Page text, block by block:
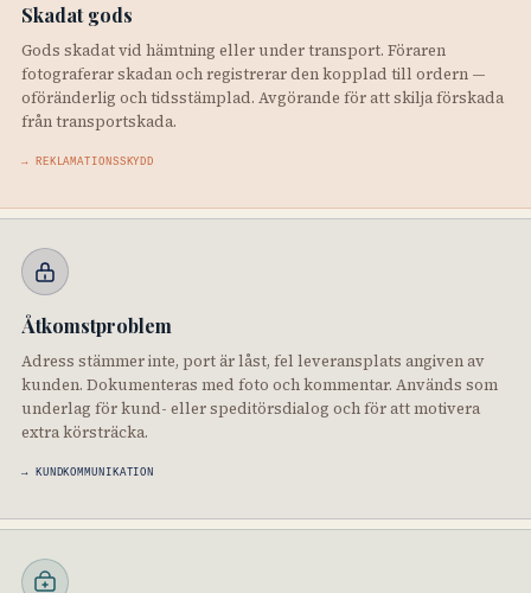
Skadat gods
Gods skadat vid hämtning eller under transport. Föraren
fotograferar skadan och registrerar den kopplad till ordern —
oföränderlig och tidsstämplad. Avgörande för att skilja förskada
från transportskada.
→ REKLAMATIONSSKYDD
Åtkomstproblem
Adress stämmer inte, port är låst, fel leveransplats angiven av
kunden. Dokumenteras med foto och kommentar. Används som
underlag för kund- eller speditörsdialog och för att motivera
extra körsträcka.
→ KUNDKOMMUNIKATION